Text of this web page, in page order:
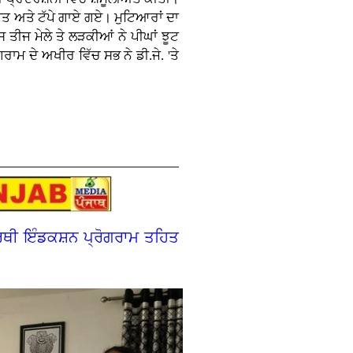
ਅਤੇ ਟੱਪੇ ਗਾਏ ਗਏ। ਮੁਟਿਆਰਾਂ ਦਾ
ਤੀਜ ਮੇਲੇ ਤੇ ਲੜਕੀਆਂ ਨੇ ਪੀਘਾਂ ਝੂਟ
ਦੇ ਅਖੀਰ ਵਿੱਚ ਸਭ ਨੇ ਡੀ.ਜੇ. 'ਤੇ
ਇੰਡਕਸ਼ਨ ਪ੍ਰੋਗਰਾਮ ਤਹਿਤ